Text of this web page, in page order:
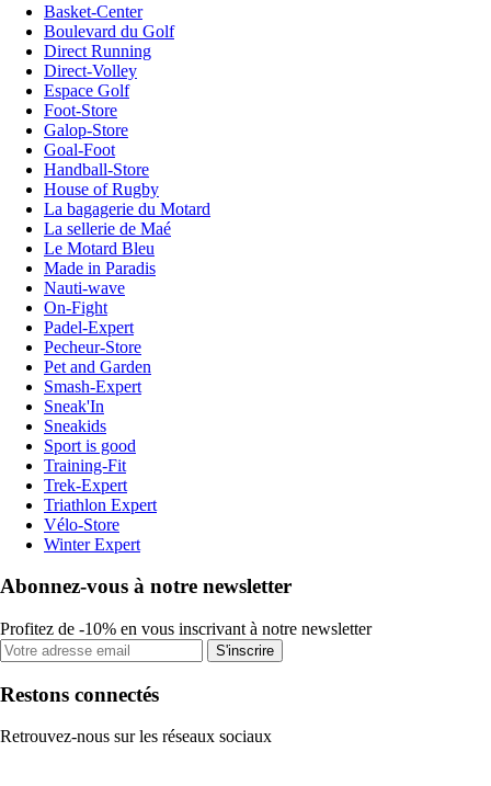
Basket-Center
Boulevard du Golf
Direct Running
Direct-Volley
Espace Golf
Foot-Store
Galop-Store
Goal-Foot
Handball-Store
House of Rugby
La bagagerie du Motard
La sellerie de Maé
Le Motard Bleu
Made in Paradis
Nauti-wave
On-Fight
Padel-Expert
Pecheur-Store
Pet and Garden
Smash-Expert
Sneak'In
Sneakids
Sport is good
Training-Fit
Trek-Expert
Triathlon Expert
Vélo-Store
Winter Expert
Abonnez-vous à notre newsletter
Profitez de -10% en vous inscrivant à notre newsletter
S'inscrire
Restons connectés
Retrouvez-nous sur les réseaux sociaux